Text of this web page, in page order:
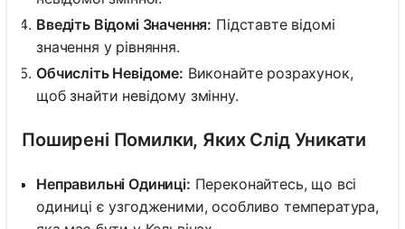
Введіть Відомі Значення: Підставте відомі
значення у рівняння.
Обчисліть Невідоме: Виконайте розрахунок,
щоб знайти невідому змінну.
Поширені Помилки, Яких Слід Уникати
Неправильні Одиниці: Переконайтесь, що всі
одиниці є узгодженими, особливо температура,